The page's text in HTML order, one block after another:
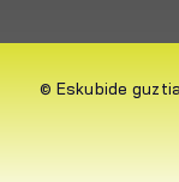
© Eskubide